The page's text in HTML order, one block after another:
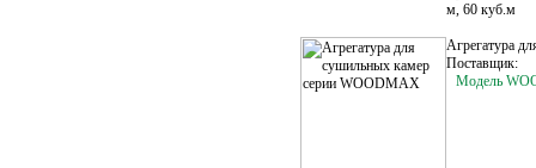
м, 60 куб.м
Агрегатура
Поставщик:
Модель